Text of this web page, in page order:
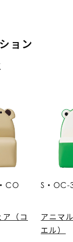
ョン
CO
ア（コ
S・OC-
アニマ
エル）